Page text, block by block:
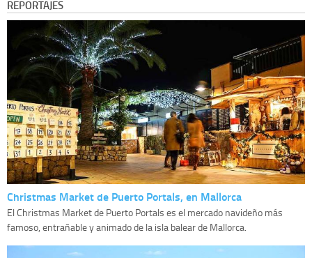
REPORTAJES
Christmas Market de Puerto Portals, en Mallorca
El Christmas Market de Puerto Portals es el mercado navideño más
famoso, entrañable y animado de la isla balear de Mallorca.